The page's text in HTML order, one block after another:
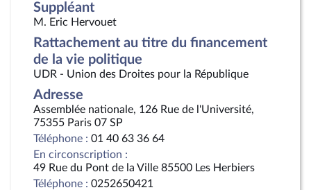
Suppléant
M. Eric Hervouet
Rattachement au titre du financement
de la vie politique
UDR - Union des Droites pour la République
Adresse
Assemblée nationale, 126 Rue de l'Université,
75355 Paris 07 SP
Téléphone : 01 40 63 36 64
En circonscription :
49 Rue du Pont de la Ville 85500 Les Herbiers
Téléphone : 0252650421